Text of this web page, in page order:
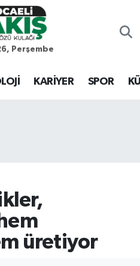
Perşembe
KARİYER SPOR
üretiyor